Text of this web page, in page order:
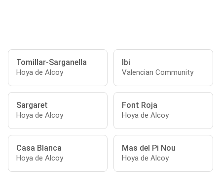
Tomillar-Sarganella
Hoya de Alcoy
Ibi
Valencian Community
Sargaret
Hoya de Alcoy
Font Roja
Hoya de Alcoy
Casa Blanca
Hoya de Alcoy
Mas del Pi Nou
Hoya de Alcoy